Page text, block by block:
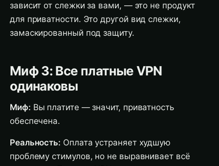
зависит от слежки за вами, — это не продукт
для приватности. Это другой вид слежки,
замаскированный под защиту.
Миф 3: Все платные VPN
одинаковы
Миф: Вы платите — значит, приватность
обеспечена.
Реальность: Оплата устраняет худшую
проблему стимулов, но не выравнивает всё